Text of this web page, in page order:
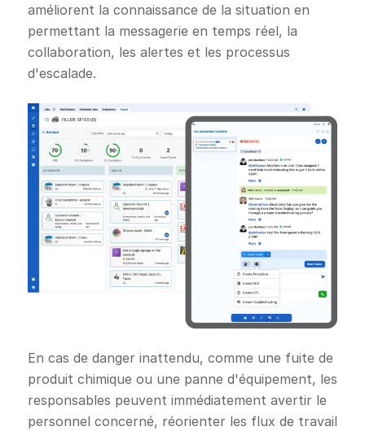
améliorent la connaissance de la situation en
permettant la messagerie en temps réel, la
collaboration, les alertes et les processus
d'escalade.
En cas de danger inattendu, comme une fuite de
produit chimique ou une panne d'équipement, les
responsables peuvent immédiatement avertir le
personnel concerné, réorienter les flux de travail